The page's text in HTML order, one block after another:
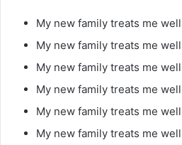
My new family treats me well
My new family treats me well
My new family treats me well
My new family treats me well
My new family treats me well
My new family treats me well